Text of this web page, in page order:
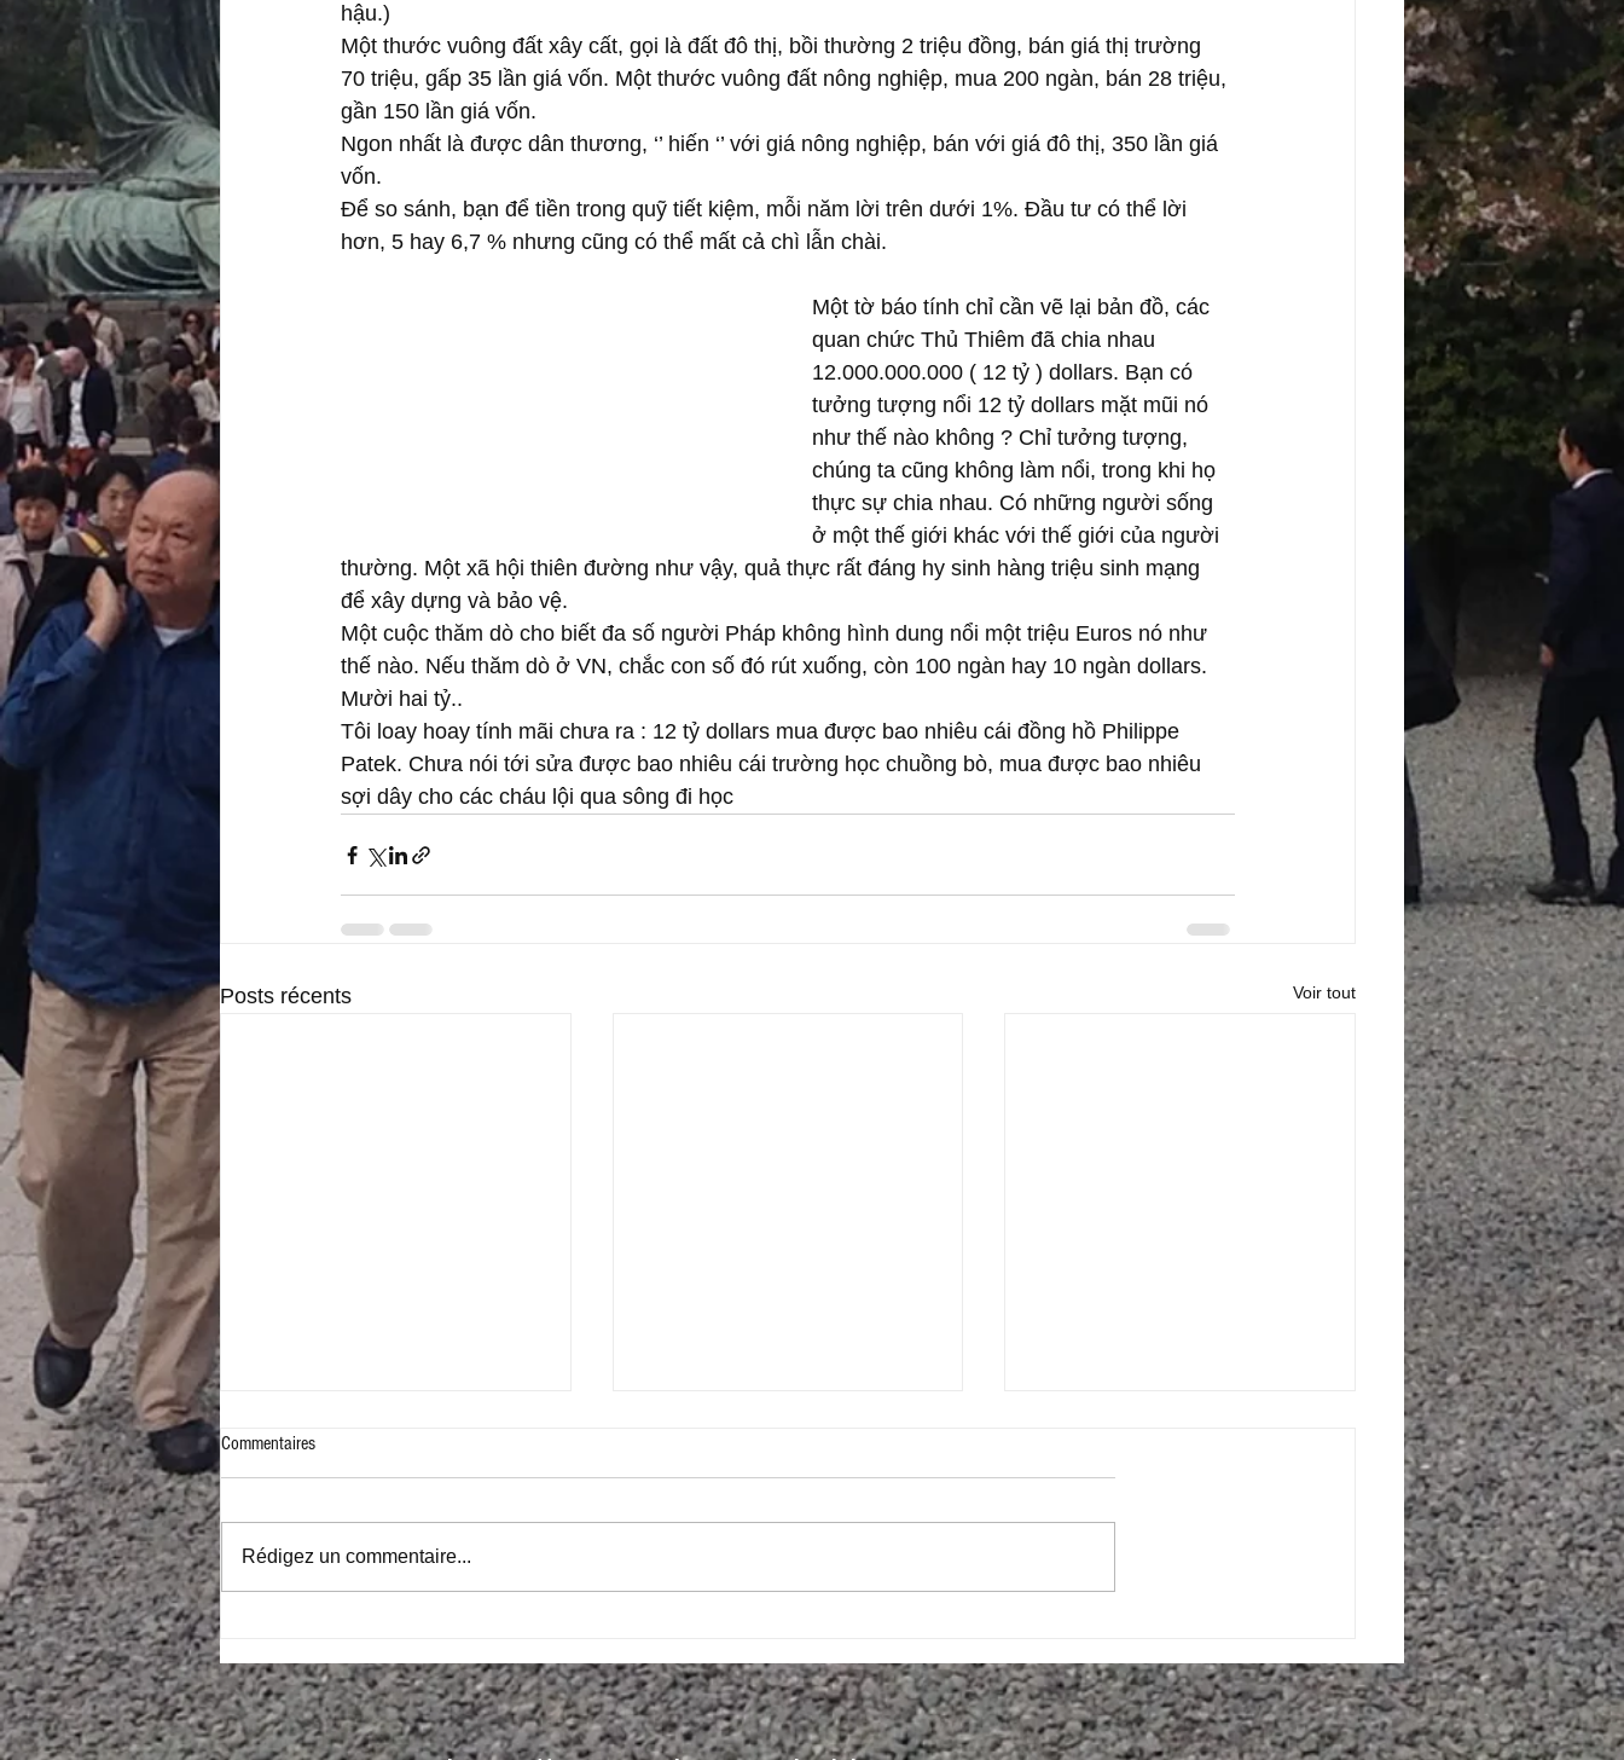
hậu.)
Một thước vuông đất xây cất, gọi là đất đô thị, bồi thường 2 triệu đồng, bán giá thị trường
70 triệu, gấp 35 lần giá vốn. Một thước vuông đất nông nghiệp, mua 200 ngàn, bán 28 triệu,
gần 150 lần giá vốn.
Ngon nhất là được dân thương, ‘’ hiến ‘’ với giá nông nghiệp, bán với giá đô thị, 350 lần giá
vốn.
Để so sánh, bạn để tiền trong quỹ tiết kiệm, mỗi năm lời trên dưới 1%. Đầu tư có thể lời
hơn, 5 hay 6,7 % nhưng cũng có thể mất cả chì lẫn chài.
Một tờ báo tính chỉ cần vẽ lại bản đồ, các
quan chức Thủ Thiêm đã chia nhau
12.000.000.000 ( 12 tỷ ) dollars. Bạn có
tưởng tượng nổi 12 tỷ dollars mặt mũi nó
như thế nào không ? Chỉ tưởng tượng,
chúng ta cũng không làm nổi, trong khi họ
thực sự chia nhau. Có những người sống
ở một thế giới khác với thế giới của người
thường. Một xã hội thiên đường như vậy, quả thực rất đáng hy sinh hàng triệu sinh mạng
để xây dựng và bảo vệ.
Một cuộc thăm dò cho biết đa số người Pháp không hình dung nổi một triệu Euros nó như
thế nào. Nếu thăm dò ở VN, chắc con số đó rút xuống, còn 100 ngàn hay 10 ngàn dollars.
Mười hai tỷ..
Tôi loay hoay tính mãi chưa ra : 12 tỷ dollars mua được bao nhiêu cái đồng hồ Philippe
Patek. Chưa nói tới sửa được bao nhiêu cái trường học chuồng bò, mua được bao nhiêu
sợi dây cho các cháu lội qua sông đi học
Posts récents Voir tout
nói về thảm kịch của dân tộc
Commentaires
Rédigez un commentaire...